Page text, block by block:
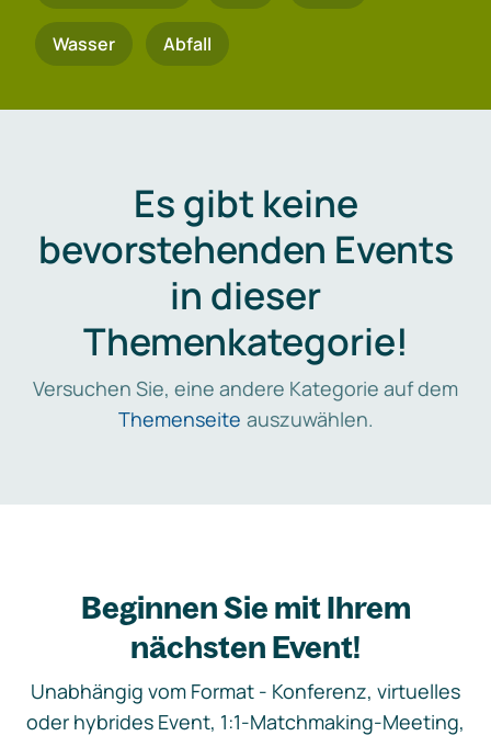
Wasser Abfall
Es gibt keine
bevorstehenden Events
in dieser
Themenkategorie!
Versuchen Sie, eine andere Kategorie auf dem
Themenseite auszuwählen.
Beginnen Sie mit Ihrem
nächsten Event!
Unabhängig vom Format - Konferenz, virtuelles
oder hybrides Event, 1:1-Matchmaking-Meeting,